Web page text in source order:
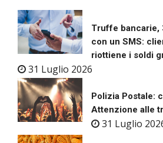
Truffe bancarie,
con un SMS:
riottiene i soldi
31 Luglio 2026
Polizia Postale:
Attenzione alle
31 Luglio